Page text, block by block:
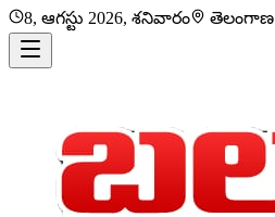
8, ఆగస్టు 2026, శనివారం తెలంగాణ